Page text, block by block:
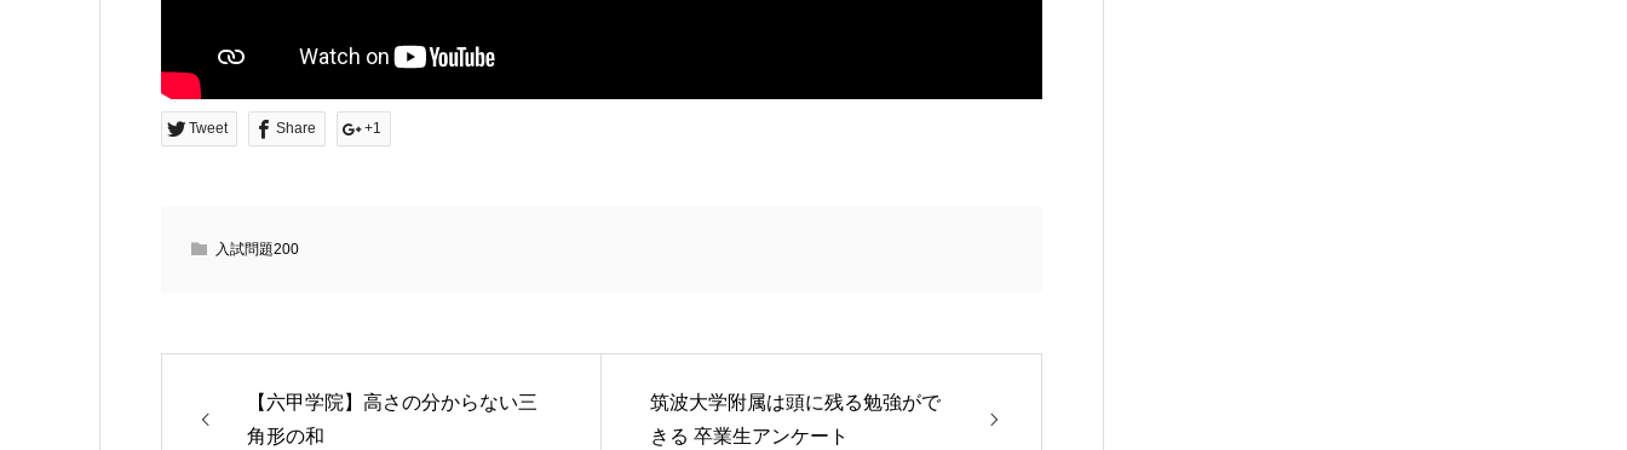
Tweet Share +1
入試問題200
【六甲学院】高さの分からない三
角形の和
筑波大学附属は頭に残る勉強がで
きる 卒業生アンケート